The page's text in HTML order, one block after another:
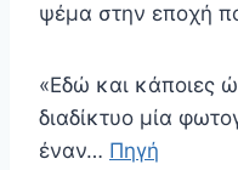
ψέμα στην εποχή
«Εδώ και κάποιες
διαδίκτυο μία
έναν… Πηγή